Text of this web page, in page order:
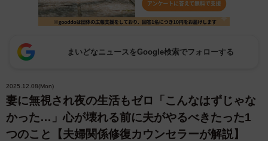
まいどなニュースをGoogle検索でフォローする
2025.12.08(Mon)
妻に無視され夜の生活もゼロ「こんなはずじゃな
かった…」心が壊れる前に夫がやるべきたった1
つのこと【夫婦関係修復カウンセラーが解説】